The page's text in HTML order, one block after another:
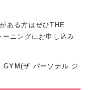
ある方はぜひTHE
ニングにお申し込み
GYM(ザ パーソナル ジ